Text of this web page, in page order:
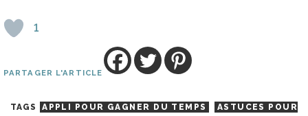
1
PARTAGER L'ARTICLE
TAGS APPLI POUR GAGNER DU TEMPS
ASTUCES POUR